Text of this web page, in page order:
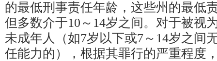
的最低刑事责任年龄，这些州的最低
但多数介于10～14岁之间。对于被视
未成年人（如7岁以下或7～14岁之间
任能力的），根据其罪行的严重程度